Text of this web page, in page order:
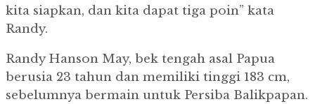
kita siapkan, dan kita dapat tiga poin” kata
Randy.
Randy Hanson May, bek tengah asal Papua
berusia 23 tahun dan memiliki tinggi 183 cm,
sebelumnya bermain untuk Persiba Balikpapan.